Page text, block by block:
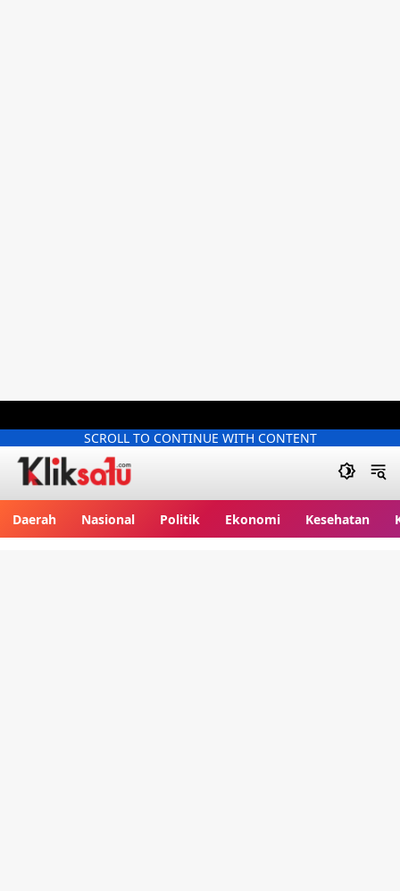
SCROLL TO CONTINUE WITH CONTENT
Daerah Nasional Politik Ekonomi Kesehatan